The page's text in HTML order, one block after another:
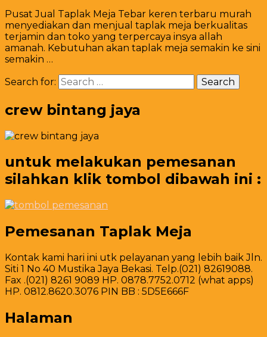
Pusat Jual Taplak Meja Tebar keren terbaru murah
menyediakan dan menjual taplak meja berkualitas
terjamin dan toko yang terpercaya insya allah
amanah. Kebutuhan akan taplak meja semakin ke sini
semakin …
Search for:
crew bintang jaya
untuk melakukan pemesanan
silahkan klik tombol dibawah ini :
Pemesanan Taplak Meja
Kontak kami hari ini utk pelayanan yang lebih baik Jln.
Siti 1 No 40 Mustika Jaya Bekasi. Telp.(021) 82619088.
Fax .(021) 8261 9089 HP. 0878.7752.0712 (what apps)
HP. 0812.8620.3076 PIN BB : 5D5E666F
Halaman